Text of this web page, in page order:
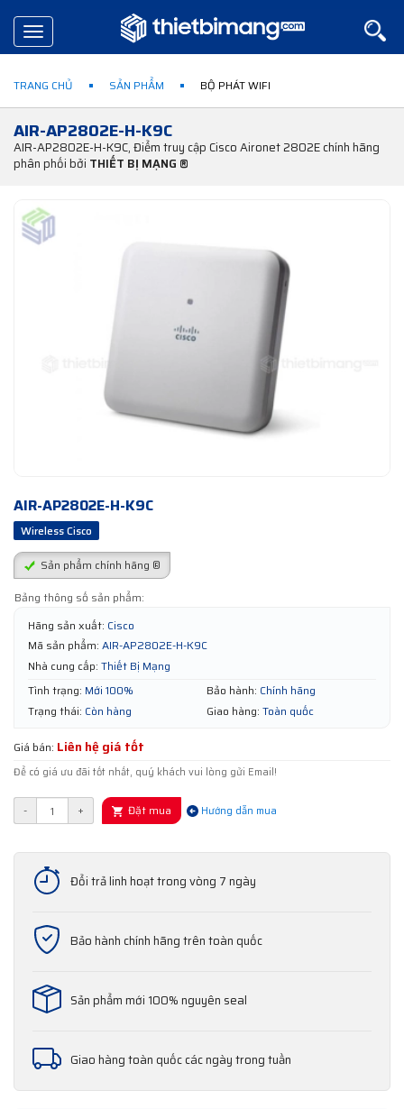
Toggle
navigation
TRANG CHỦ SẢN PHẨM BỘ PHÁT WIFI
AIR-AP2802E-H-K9C
AIR-AP2802E-H-K9C, Điểm truy cập Cisco Aironet 2802E chính hãng
phân phối bởi THIẾT BỊ MẠNG ®
AIR-AP2802E-H-K9C
Wireless Cisco
Sản phẩm chính hãng ®
Bảng thông số sản phẩm:
Hãng sản xuất: Cisco
Mã sản phẩm: AIR-AP2802E-H-K9C
Nhà cung cấp: Thiết Bị Mạng
Tình trạng: Mới 100% Bảo hành: Chính hãng
Trạng thái: Còn hàng Giao hàng: Toàn quốc
Giá bán: Liên hệ giá tốt
Để có giá ưu đãi tốt nhất, quý khách vui lòng gửi Email!
- + Đặt mua Hướng dẫn mua
Đổi trả linh hoạt trong vòng 7 ngày
Bảo hành chính hãng trên toàn quốc
Sản phẩm mới 100% nguyên seal
Giao hàng toàn quốc các ngày trong tuần